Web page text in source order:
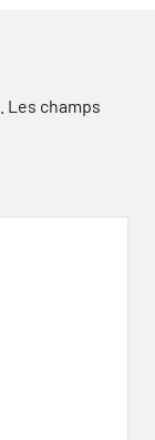
Les champs